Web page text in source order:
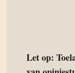
Let op: